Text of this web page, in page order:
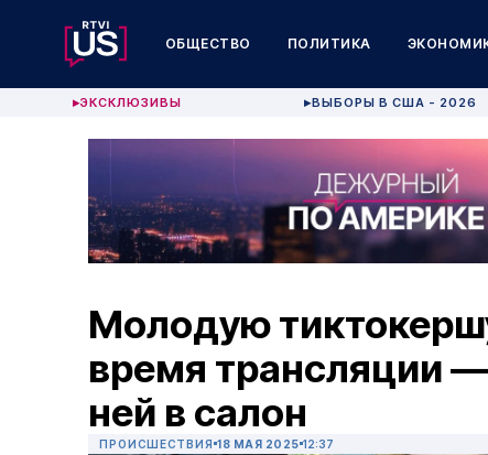
ОБЩЕСТВО ПОЛИТИКА
▶ЭКСКЛЮЗИВЫ ▶ВЫБОРЫ В США - 2026
Молодую
время трансляции
ней в салон
ПРОИСШЕСТВИЯ 18 МАЯ 2025 12:37